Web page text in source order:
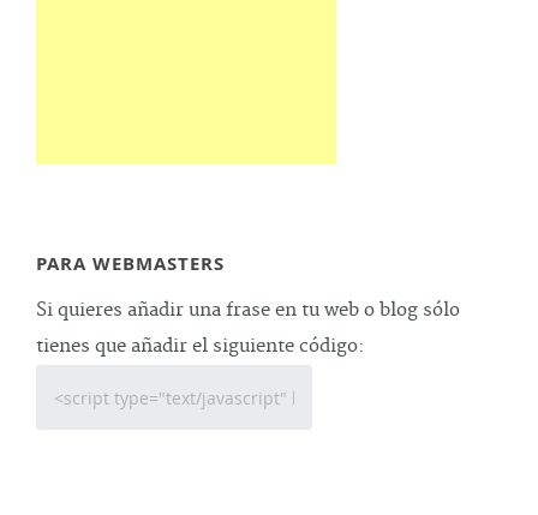
PARA WEBMASTERS
Si quieres añadir una frase en tu web o blog sólo
tienes que añadir el siguiente código: